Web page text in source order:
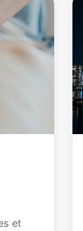
et